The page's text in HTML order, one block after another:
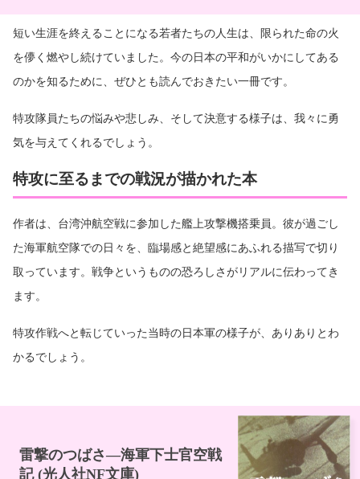
短い生涯を終えることになる若者たちの人生は、限られた命の火
を儚く燃やし続けていました。今の日本の平和がいかにしてある
のかを知るために、ぜひとも読んでおきたい一冊です。
特攻隊員たちの悩みや悲しみ、そして決意する様子は、我々に勇
気を与えてくれるでしょう。
特攻に至るまでの戦況が描かれた本
作者は、台湾沖航空戦に参加した艦上攻撃機搭乗員。彼が過ごし
た海軍航空隊での日々を、臨場感と絶望感にあふれる描写で切り
取っています。戦争というものの恐ろしさがリアルに伝わってき
ます。
特攻作戦へと転じていった当時の日本軍の様子が、ありありとわ
かるでしょう。